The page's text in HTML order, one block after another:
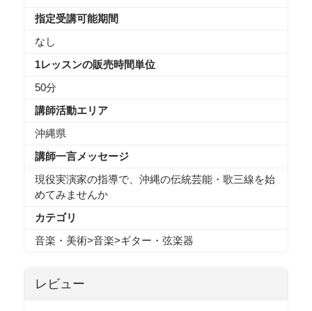
指定受講可能期間
なし
1レッスンの販売時間単位
50分
講師活動エリア
沖縄県
講師一言メッセージ
現役実演家の指導で、沖縄の伝統芸能・歌三線を始
めてみませんか
カテゴリ
音楽・美術>音楽>ギター・弦楽器
レビュー